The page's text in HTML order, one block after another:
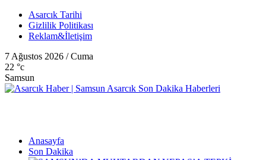
Asarcık Tarihi
Gizlilik Politikası
Reklam&İletişim
7 Ağustos 2026 / Cuma
22 °c
Samsun
Anasayfa
Son Dakika